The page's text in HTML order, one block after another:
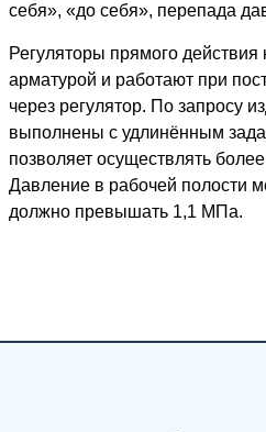
себя», «до себя», перепада
Регуляторы прямого
арматурой и работают при
через регулятор. По запросу
выполнены с удлинённым
позволяет осуществлять
Давление в рабочей полости
должно превышать 1,1 МПа.